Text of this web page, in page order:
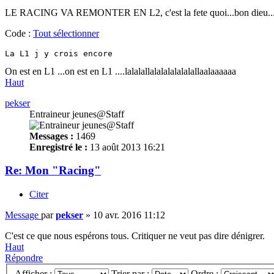
LE RACING VA REMONTER EN L2, c'est la fete quoi...bon
Code : Tout sélectionner
La L1 j y crois encore
On est en L1 ...on est en L1 ....lalalallalalalalalalallaalaaaaaa
Haut
pekser
Entraineur jeunes@Staff
Messages : 1469
Enregistré le : 13 août 2013 16:21
Re: Mon "Racing"
Citer
Message parpekser » 10 avr. 2016 11:12
C'est ce que nous espérons tous. Critiquer ne veut pas dire dénigrer.
Haut
Répondre